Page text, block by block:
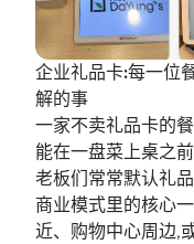
企业礼品卡:每一位
解的事
一家不卖礼品卡的
能在一盘菜上桌之
老板们常常默认礼
商业模式里的核心
近、购物中心周边,